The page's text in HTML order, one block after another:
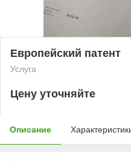
Европейский патент
Услуга
Цену уточняйте
Описание